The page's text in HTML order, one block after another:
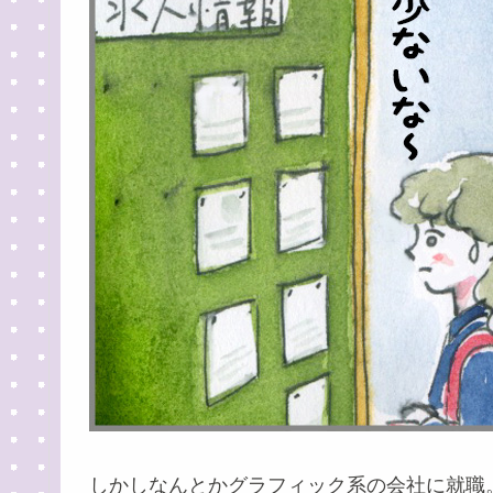
しかしなんとかグラフィック系の会社に就職